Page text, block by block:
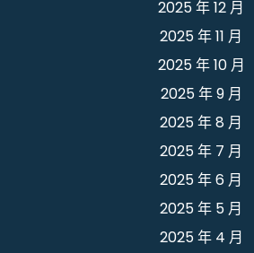
2025 年 12 月
2025 年 11 月
2025 年 10 月
2025 年 9 月
2025 年 8 月
2025 年 7 月
2025 年 6 月
2025 年 5 月
2025 年 4 月